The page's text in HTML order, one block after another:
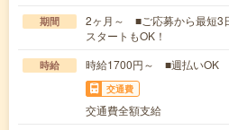
期間
2ヶ月～ ■ご応募から最短3
スタートもOK！
時給 時給1700円～ ■週払いOK
交通費
交通費全額支給